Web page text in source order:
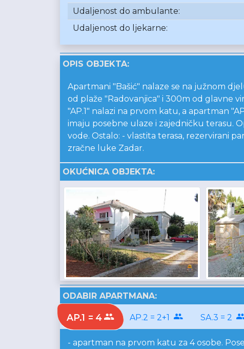
Udaljenost do ambulante:
Udaljenost do ljekarne:
OPIS OBJEKTA:
Apartmani "Bašić" nalaze se na južnom
od plaže "Radovanjica" i 300m od glavne
"AP.1" nalazi na prvom katu, a apartman
imaju posebne ulaze i zajedničku terasu.
vode. Ostalo: - vlastita terasa, rezervirani
zračne luke Zadar.
OKUĆNICA OBJEKTA:
ODABIR APARTMANA:
AP.1 = 4 AP.2 = 2+1 SA.3 = 2
- apartman na prvom katu za 4 osobe.